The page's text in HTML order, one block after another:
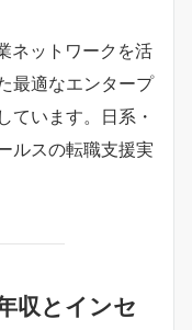
ネットワークを活
最適なエンタープ
ています。日系・
ルスの転職支援実
収とインセ